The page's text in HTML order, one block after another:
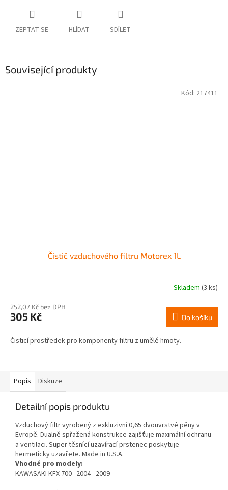
ZEPTAT SE HLÍDAT SDÍLET
Související produkty
Čistič vzduchového filtru Motorex 1L
Skladem (3 ks)
252,07 Kč bez DPH
305 Kč Do košíku
Čisticí prostředek pro komponenty filtru z umělé hmoty.
Kód: 217411
Popis Diskuze
Detailní popis produktu
Vzduchový filtr vyrobený z exkluzivní 0,65 dvouvrstvé pěny v
Evropě. Dualně spřažená konstrukce zajišťuje maximální ochranu
a ventilaci. Super těsnící uzavírací prstenec poskytuje
hermeticky uzavřete. Made in U.S.A.
Vhodné pro modely:
KAWASAKI KFX 700 2004 - 2009